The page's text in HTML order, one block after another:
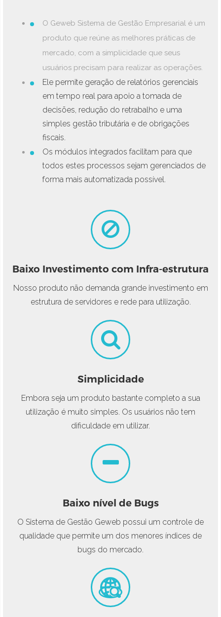
O Geweb Sistema de Gestão Empresarial é um
produto que reúne as melhores práticas de
mercado, com a simplicidade que seus
usuários precisam para realizar as operações.
Ele permite geração de relatórios gerenciais
em tempo real para apoio a tomada de
decisões, redução do retrabalho e uma
simples gestão tributária e de obrigações
fiscais.
Os módulos integrados facilitam para que
todos estes processos sejam gerenciados de
forma mais automatizada possível.
Baixo Investimento com Infra-estrutura
Nosso produto não demanda grande investimento em
estrutura de servidores e rede para utilização.
Simplicidade
Embora seja um produto bastante completo a sua
utilização é muito simples. Os usuários não tem
dificuldade em utilizar.
Baixo nível de Bugs
O Sistema de Gestão Geweb possui um controle de
qualidade que permite um dos menores índices de
bugs do mercado.